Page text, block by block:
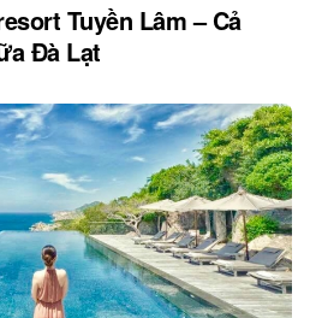
Tuyền Lâm – Cả
Đà Lạt